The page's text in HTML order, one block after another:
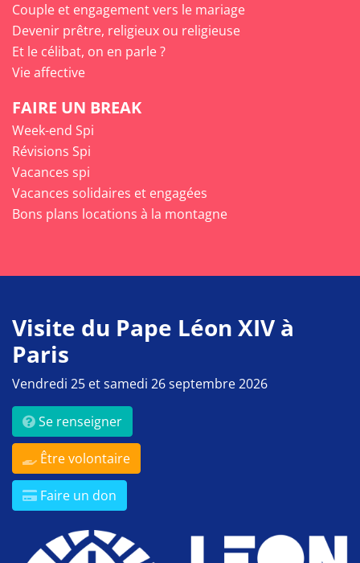
Couple et engagement vers le mariage
Devenir prêtre, religieux ou religieuse
Et le célibat, on en parle ?
Vie affective
FAIRE UN BREAK
Week-end Spi
Révisions Spi
Vacances spi
Vacances solidaires et engagées
Bons plans locations à la montagne
Visite du Pape Léon XIV à
Paris
Vendredi 25 et samedi 26 septembre 2026
Se renseigner
Être volontaire
Faire un don